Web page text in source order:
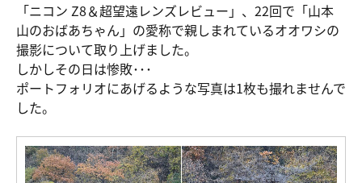
「ニコン Z8＆超望遠レンズレビュー」、22回で「山本
山のおばあちゃん」の愛称で親しまれているオオワシの
撮影について取り上げました。
しかしその日は惨敗･･･
ポートフォリオにあげるような写真は1枚も撮れませんで
した。